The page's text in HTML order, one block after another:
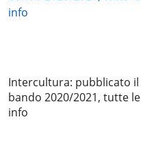
Intercultura: pubblicato il
bando 2020/2021, tutte le
info